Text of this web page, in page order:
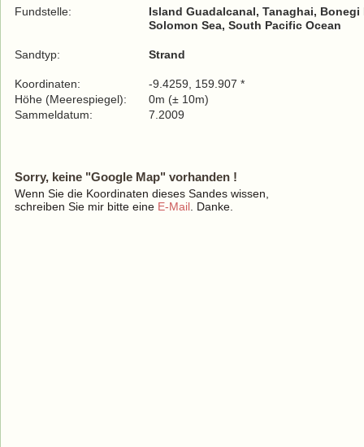
Fundstelle:
Island Guadalcanal, Tanaghai, Bonegi
Solomon Sea, South Pacific Ocean
Sandtyp: Strand
Koordinaten:
-9.4259, 159.907 *
Höhe (Meerespiegel):
0m (± 10m)
Sammeldatum:
7.2009
Sorry, keine "Google Map" vorhanden !
Wenn Sie die Koordinaten dieses Sandes wissen,
schreiben Sie mir bitte eine E-Mail . Danke.